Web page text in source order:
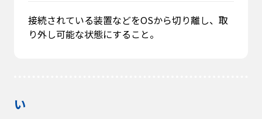
接続されている装置などをOSから切り離し、取
り外し可能な状態にすること。
い